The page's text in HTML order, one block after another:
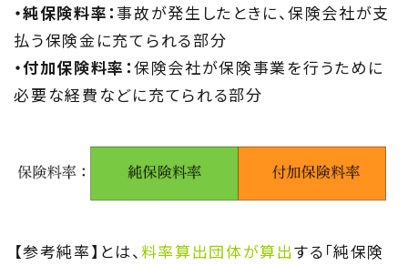
じゅうmado
住宅相談窓口 じゅうmado
・純保険料率：事故が発生したときに、保険会社が支
払う保険金に充てられる部分
・付加保険料率：保険会社が保険事業を行うために
必要な経費などに充てられる部分
【参考純率】とは、 料率算出団体が算出する「純保険